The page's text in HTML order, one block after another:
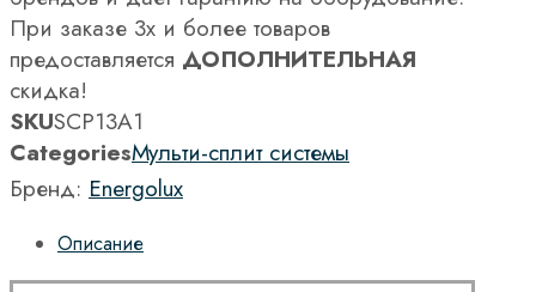
При заказе 3х и более товаров
предоставляется ДОПОЛНИТЕЛЬНАЯ
скидка!
SKUSCP13A1
CategoriesМульти-сплит системы
Бренд: Energolux
Описание